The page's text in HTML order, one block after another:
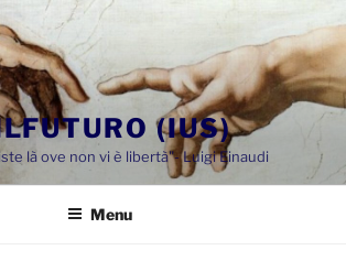
(IUS)
là ove non vi è libertà"- Luigi Einaudi
Menu